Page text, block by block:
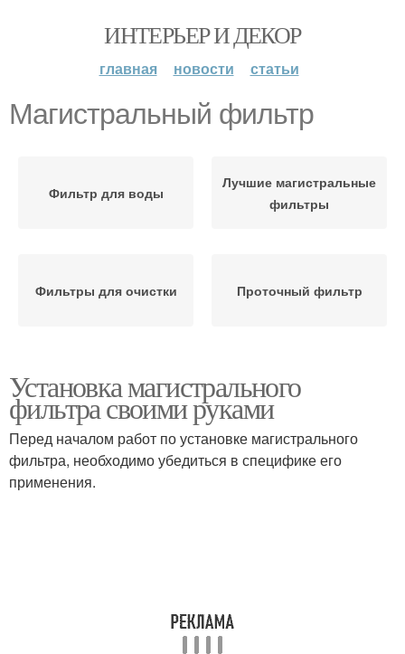
ИНТЕРЬЕР И ДЕКОР
главная новости статьи
Магистральный фильтр
Фильтр для воды
Лучшие магистральные
фильтры
Фильтры для очистки Проточный фильтр
Установка магистрального
фильтра своими руками
Перед началом работ по установке магистрального
фильтра, необходимо убедиться в специфике его
применения.